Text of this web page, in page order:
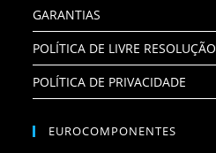
GARANTIAS
POLÍTICA DE LIVRE RESOLUÇÃO
POLÍTICA DE PRIVACIDADE
EUROCOMPONENTES